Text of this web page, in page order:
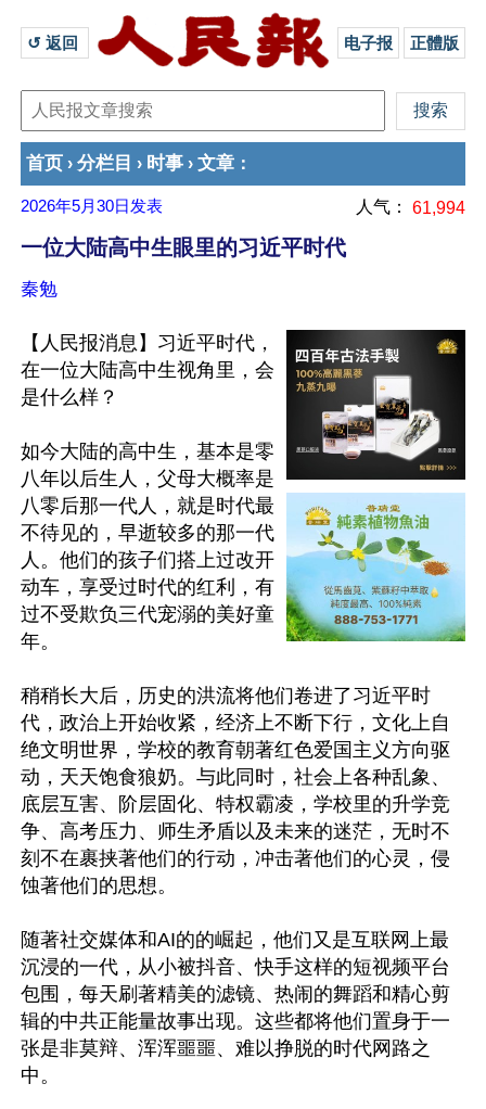
↺ 返回 电子报 正體版
首页 › 分栏目 › 时事 › 文章 ：
2026年5月30日 发表 人气： 61,994
一位大陆高中生眼里的习近平时代
秦勉
【人民报消息】习近平时代，
在一位大陆高中生视角里，会
是什么样？
如今大陆的高中生，基本是零
八年以后生人，父母大概率是
八零后那一代人，就是时代最
不待见的，早逝较多的那一代
人。他们的孩子们搭上过改开
动车，享受过时代的红利，有
过不受欺负三代宠溺的美好童
年。
稍稍长大后，历史的洪流将他们卷进了习近平时
代，政治上开始收紧，经济上不断下行，文化上自
绝文明世界，学校的教育朝著红色爱国主义方向驱
动，天天饱食狼奶。与此同时，社会上各种乱象、
底层互害、阶层固化、特权霸凌，学校里的升学竞
争、高考压力、师生矛盾以及未来的迷茫，无时不
刻不在裹挟著他们的行动，冲击著他们的心灵，侵
蚀著他们的思想。
随著社交媒体和AI的的崛起，他们又是互联网上最
沉浸的一代，从小被抖音、快手这样的短视频平台
包围，每天刷著精美的滤镜、热闹的舞蹈和精心剪
辑的中共正能量故事出现。这些都将他们置身于一
张是非莫辩、浑浑噩噩、难以挣脱的时代网路之
中。